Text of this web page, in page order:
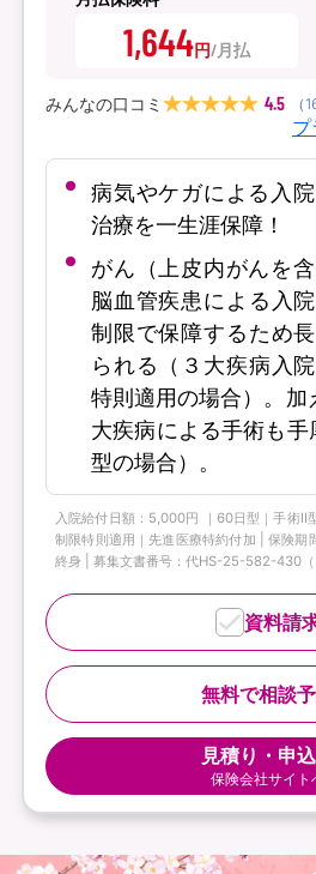
1,644円
みんなの口コミ 4.5 （
病気やケガによる入
治療を一生涯保障！
がん（上皮内がんを
脳血管疾患による入
制限で保障するため
られる（３大疾病入
特則適用の場合）。加
大疾病による手術も手
型の場合）。
入院給付日額：5,000円 ｜60日型｜手術Ⅱ
制限特則適用｜先進医療特約付加 | 保険期
終身 | 募集文書番号：代HS-25-582-430（
無料で相談
資料請
見積り・申
保険会社サイト